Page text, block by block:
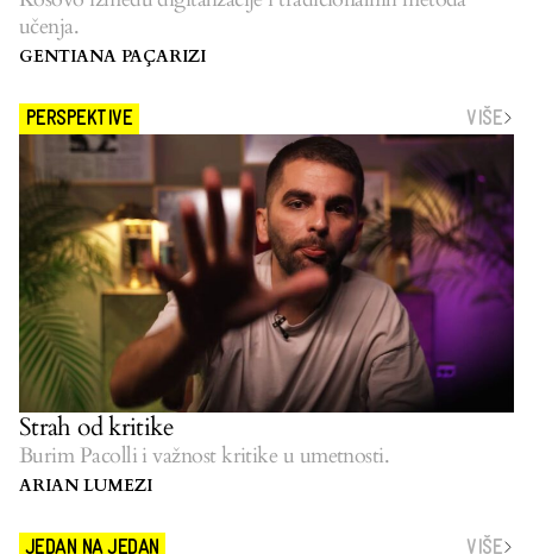
učenja.
GENTIANA PAÇARIZI
PERSPEKTIVE VIŠE
Strah od kritike
Burim Pacolli i važnost kritike u umetnosti.
ARIAN LUMEZI
JEDAN NA JEDAN VIŠE